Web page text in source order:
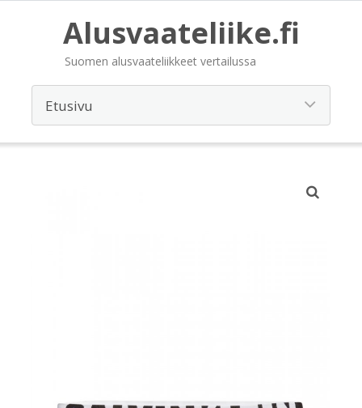
Alusvaateliike.fi
Suomen alusvaateliikkeet vertailussa